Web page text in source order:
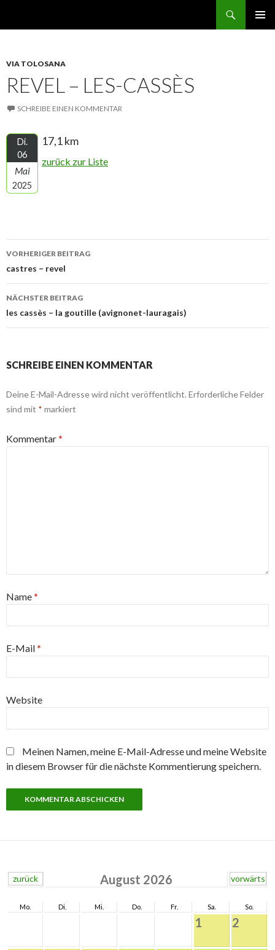
VIA TOLOSANA
REVEL – LES-CASSÈS
SCHREIBE EINEN KOMMENTAR
Di.
06
Mai
2025
17,1 km
zurück zur Liste
Beitrags-
Navigation
VORHERIGER BEITRAG
castres – revel
NÄCHSTER BEITRAG
les cassès – la goutille (avignonet-lauragais)
SCHREIBE EINEN KOMMENTAR
Deine E-Mail-Adresse wird nicht veröffentlicht. Erforderliche Felder
sind mit * markiert
Kommentar*
Name*
E-Mail*
Website
Meinen Namen, meine E-Mail-Adresse und meine Website
in diesem Browser für die nächste Kommentierung speichern.
zurück August 2026 vorwärts
Mo. Di. Mi. Do. Fr. Sa. So.
1 2